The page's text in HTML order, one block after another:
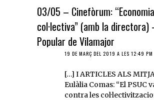
03/05 – Cinefòrum: “Economia
col·lectiva” (amb la directora)
Popular de Vilamajor
19 DE MARÇ DEL 2019 A LES 12:49 PM
[…] I ARTICLES ALS
Eulàlia Comas: “El PSUC
contra les